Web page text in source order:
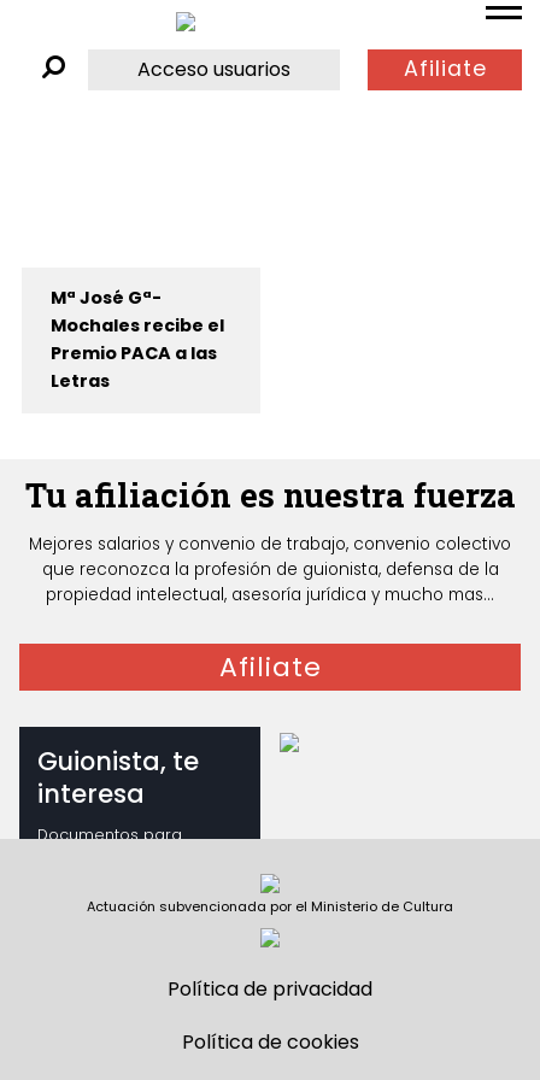
Acceso usuarios Afiliate
Mª José Gª-
Mochales recibe el
Premio PACA a las
Letras
Tu afiliación es nuestra fuerza
Mejores salarios y convenio de trabajo, convenio colectivo
que reconozca la profesión de guionista, defensa de la
propiedad intelectual, asesoría jurídica y mucho mas...
Afiliate
Guionista, te
interesa
Documentos para
Actuación subvencionada por el Ministerio de Cultura
Política de privacidad
Política de cookies